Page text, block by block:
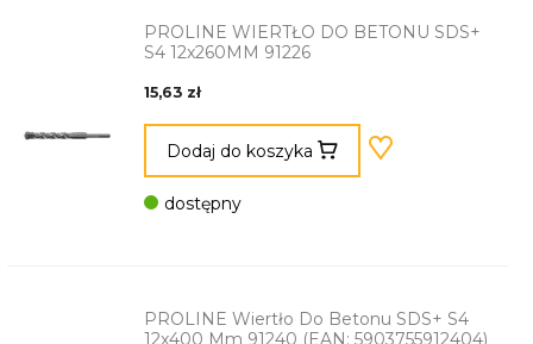
PROLINE WIERTŁO DO BETONU SDS+
S4 12x260MM 91226
15,63 zł
Dodaj do koszyka
dostępny
PROLINE Wiertło Do Betonu SDS+ S4
12x400 Mm 91240 (EAN: 5903755912404)